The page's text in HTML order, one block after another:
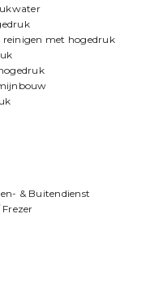
reinigen met hogedruk
& Buitendienst